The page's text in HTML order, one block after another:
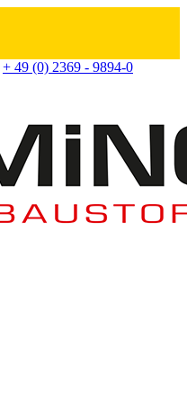
+ 49 (0) 2369 - 9894-0